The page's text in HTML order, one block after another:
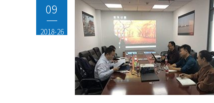
09
2018-26